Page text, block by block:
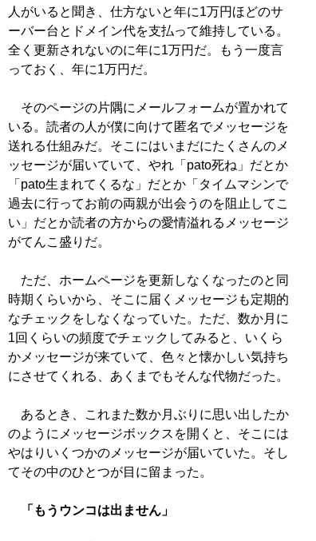
人がいると聞き、仕方ないと年に1万円ほどのサ
ーバー台とドメイン代を支払って維持している。
全く更新されないのに年に1万円だ。もう一度言
っておく、年に1万円だ。
そのページの片隅にメールフォームが置かれて
いる。読者の人が僕に向けて匿名でメッセージを
送れる仕組みだ。そこにはいまだにたくさんのメ
ッセージが届いていて、やれ「pato死ね」だとか
「pato生まれてくるな」だとか「タイムマシンで
過去に行ってお前の両親が出会うのを阻止してこ
い」だとか読者の方からの愛情溢れるメッセージ
がてんこ盛りだ。
ただ、ホームページを更新しなくなったのと同
時期くらいから、そこに届くメッセージも定期的
なチェックをしなくなっていた。ただ、数か月に
1回くらいの頻度でチェックしてみると、いくら
かメッセージが来ていて、色々と懐かしい気持ち
にさせてくれる、あくまでもそんな代物だった。
あるとき、これまた数か月ぶりに思い出したか
のようにメッセージボックスを開くと、そこには
やはりいくつかのメッセージが届いていた。そし
てその中のひとつが目に留まった。
「もうウンコは出ません」